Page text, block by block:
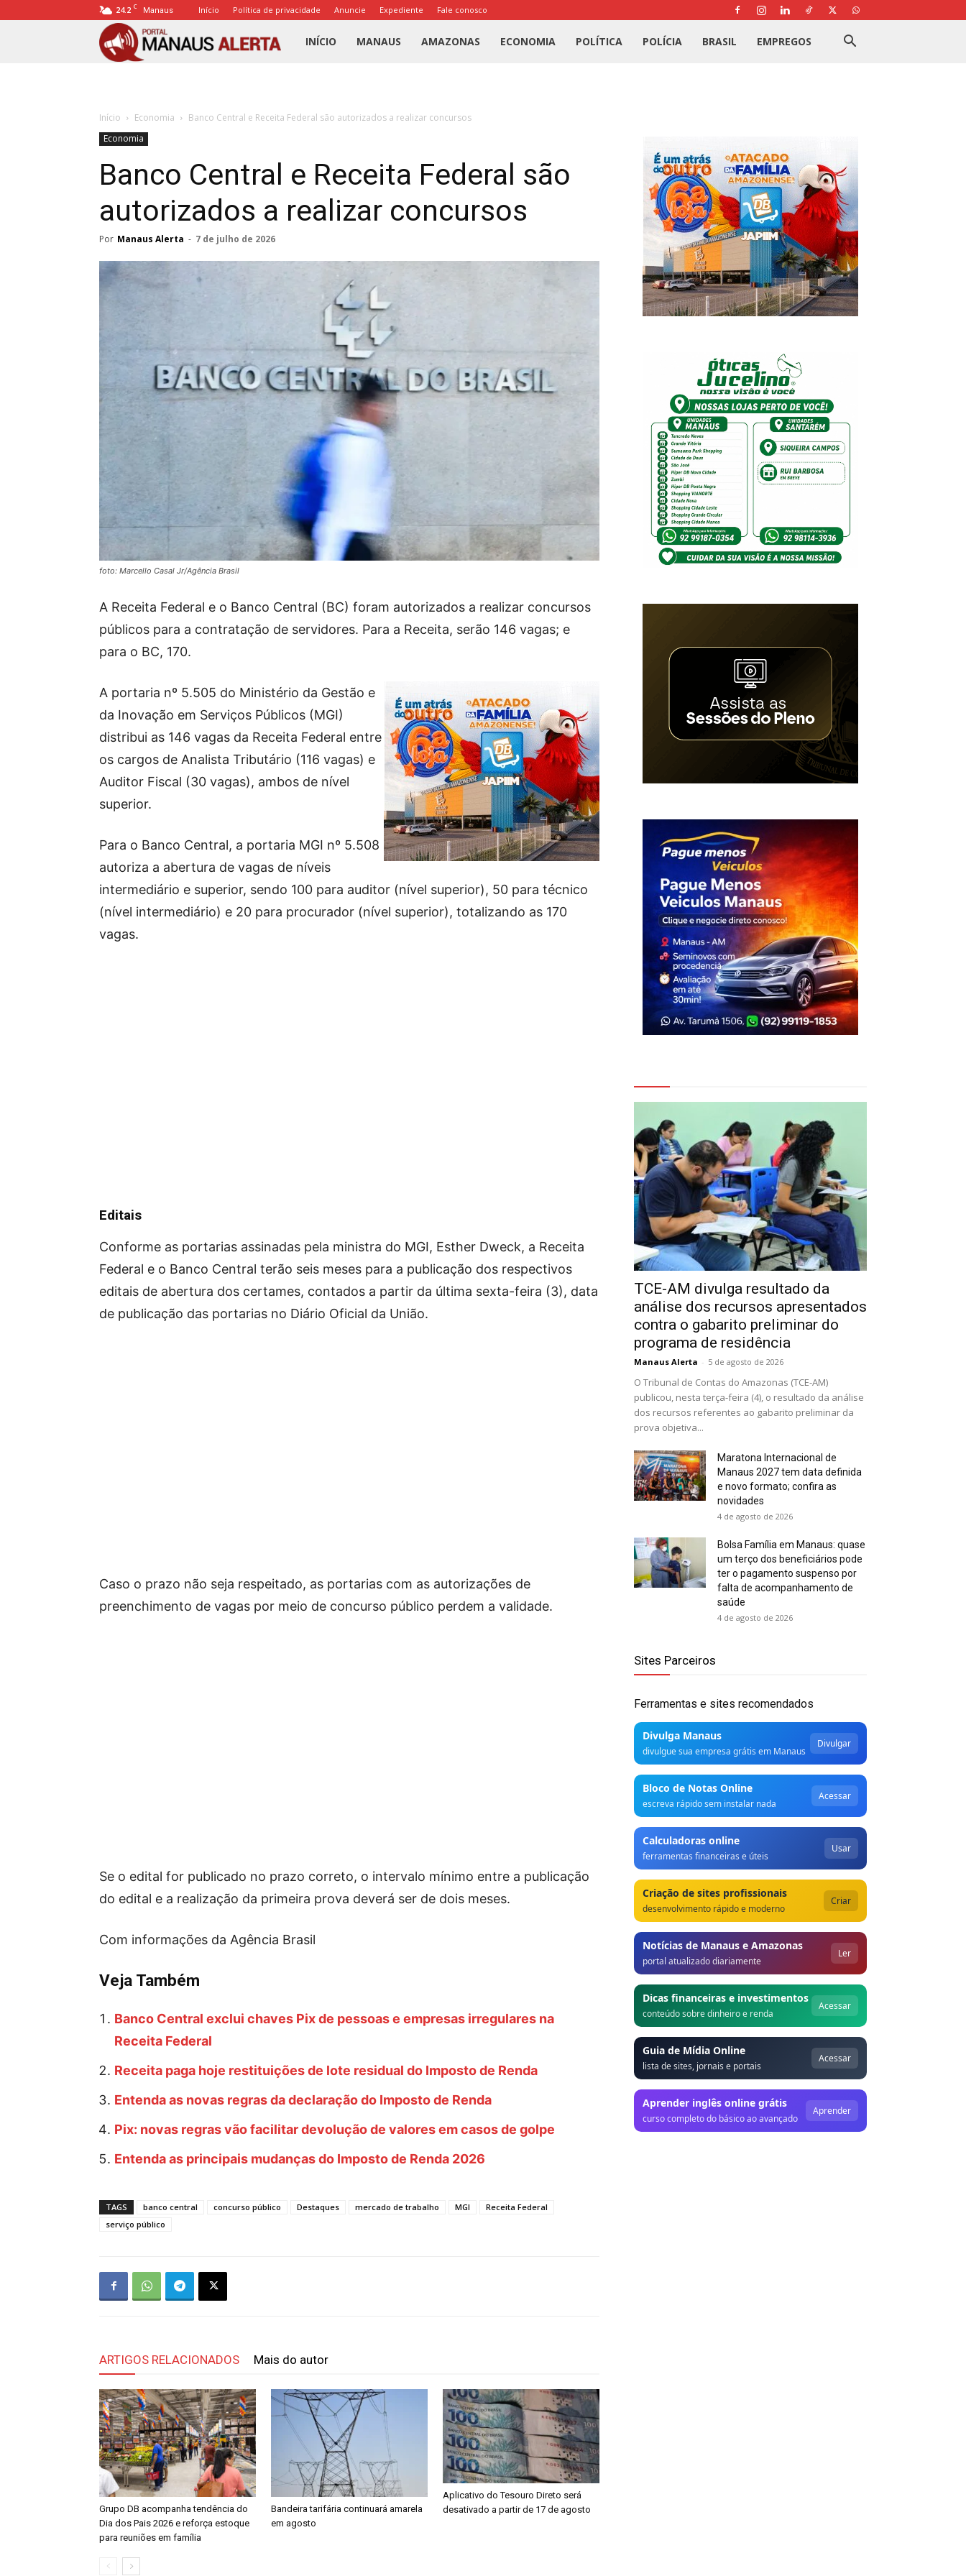
24.2 C Manaus Início Política de privacidade Anuncie Expediente Fale conosco
Portal
INÍCIO MANAUS AMAZONAS ECONOMIA POLÍTICA POLÍCIA BRASIL EMPREGOS
Início Economia
Banco Central e Receita Federal são autorizados a realizar concursos
Economia
Banco Central e Receita Federal são
autorizados a realizar concursos
Por Manaus Alerta - 7 de julho de 2026
foto: Marcello Casal Jr/Agência Brasil
A Receita Federal e o Banco Central (BC) foram autorizados a realizar concursos
públicos para a contratação de servidores. Para a Receita, serão 146 vagas; e
para o BC, 170.
A portaria nº 5.505 do Ministério da Gestão e
da Inovação em Serviços Públicos (MGI)
distribui as 146 vagas da Receita Federal entre
os cargos de Analista Tributário (116 vagas) e
Auditor Fiscal (30 vagas), ambos de nível
superior.
Para o Banco Central, a portaria MGI nº 5.508
autoriza a abertura de vagas de níveis
intermediário e superior, sendo 100 para auditor (nível superior), 50 para técnico
(nível intermediário) e 20 para procurador (nível superior), totalizando as 170
vagas.
Editais
Conforme as portarias assinadas pela ministra do MGI, Esther Dweck, a Receita
Federal e o Banco Central terão seis meses para a publicação dos respectivos
editais de abertura dos certames, contados a partir da última sexta-feira (3), data
de publicação das portarias no Diário Oficial da União.
Caso o prazo não seja respeitado, as portarias com as autorizações de
preenchimento de vagas por meio de concurso público perdem a validade.
Se o edital for publicado no prazo correto, o intervalo mínimo entre a publicação
do edital e a realização da primeira prova deverá ser de dois meses.
Com informações da Agência Brasil
Veja Também
Banco Central exclui chaves Pix de pessoas e empresas irregulares na
Receita Federal
Receita paga hoje restituições de lote residual do Imposto de Renda
Entenda as novas regras da declaração do Imposto de Renda
Pix: novas regras vão facilitar devolução de valores em casos de golpe
Entenda as principais mudanças do Imposto de Renda 2026
TAGS banco central concurso público Destaques mercado de trabalho MGI
Receita Federal
serviço público
ARTIGOS RELACIONADOS Mais do autor
Grupo DB acompanha tendência do
Dia dos Pais 2026 e reforça estoque
para reuniões em família
Bandeira tarifária continuará amarela
em agosto
Aplicativo do Tesouro Direto será
desativado a partir de 17 de agosto
TCE-AM divulga resultado da
análise dos recursos apresentados
contra o gabarito preliminar do
programa de residência
Manaus Alerta - 5 de agosto de 2026
O Tribunal de Contas do Amazonas (TCE-AM)
publicou, nesta terça-feira (4), o resultado da análise
dos recursos referentes ao gabarito preliminar da
prova objetiva...
Maratona Internacional de
Manaus 2027 tem data definida
e novo formato; confira as
novidades
4 de agosto de 2026
Bolsa Família em Manaus: quase
um terço dos beneficiários pode
ter o pagamento suspenso por
falta de acompanhamento de
saúde
4 de agosto de 2026
Sites Parceiros
Ferramentas e sites recomendados
Divulga Manaus
divulgue sua empresa grátis em Manaus
Divulgar
Bloco de Notas Online
escreva rápido sem instalar nada
Acessar
Calculadoras online
ferramentas financeiras e úteis
Usar
Criação de sites profissionais
desenvolvimento rápido e moderno
Criar
Notícias de Manaus e Amazonas
portal atualizado diariamente
Ler
Dicas financeiras e investimentos
conteúdo sobre dinheiro e renda
Acessar
Guia de Mídia Online
lista de sites, jornais e portais
Acessar
Aprender inglês online grátis
curso completo do básico ao avançado
Aprender